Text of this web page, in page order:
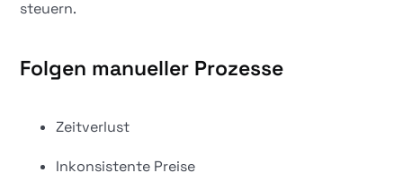
steuern.
Folgen manueller Prozesse
Zeitverlust
Inkonsistente Preise